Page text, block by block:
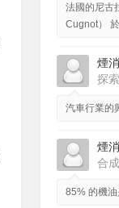
法國的尼古
Cugnot）
煙
探
汽車行業的
煙
合
85% 的機油